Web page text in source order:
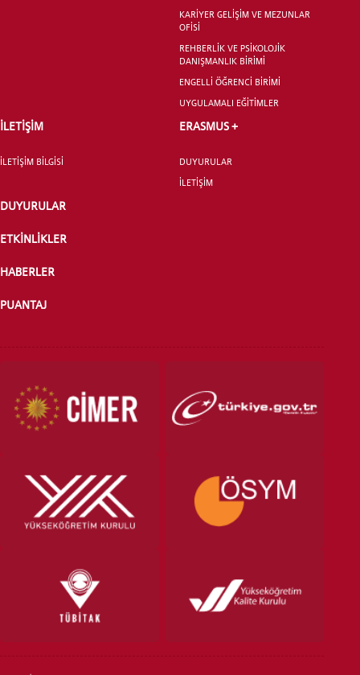
KARİYER GELİŞİM VE MEZUNLAR
OFİSİ
REHBERLİK VE PSİKOLOJİK
DANIŞMANLIK BİRİMİ
ENGELLİ ÖĞRENCİ BİRİMİ
UYGULAMALI EĞİTİMLER
İLETİŞİM
İLETİŞİM BİLGİSİ
ERASMUS +
DUYURULAR
İLETİŞİM
DUYURULAR
ETKİNLİKLER
HABERLER
PUANTAJ